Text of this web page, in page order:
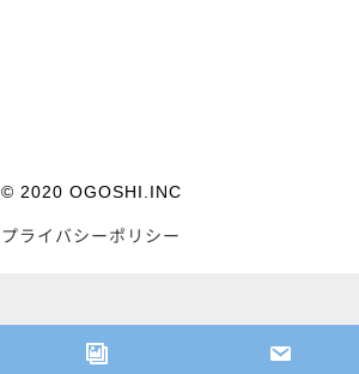
© 2020 OGOSHI.INC
プライバシーポリシー